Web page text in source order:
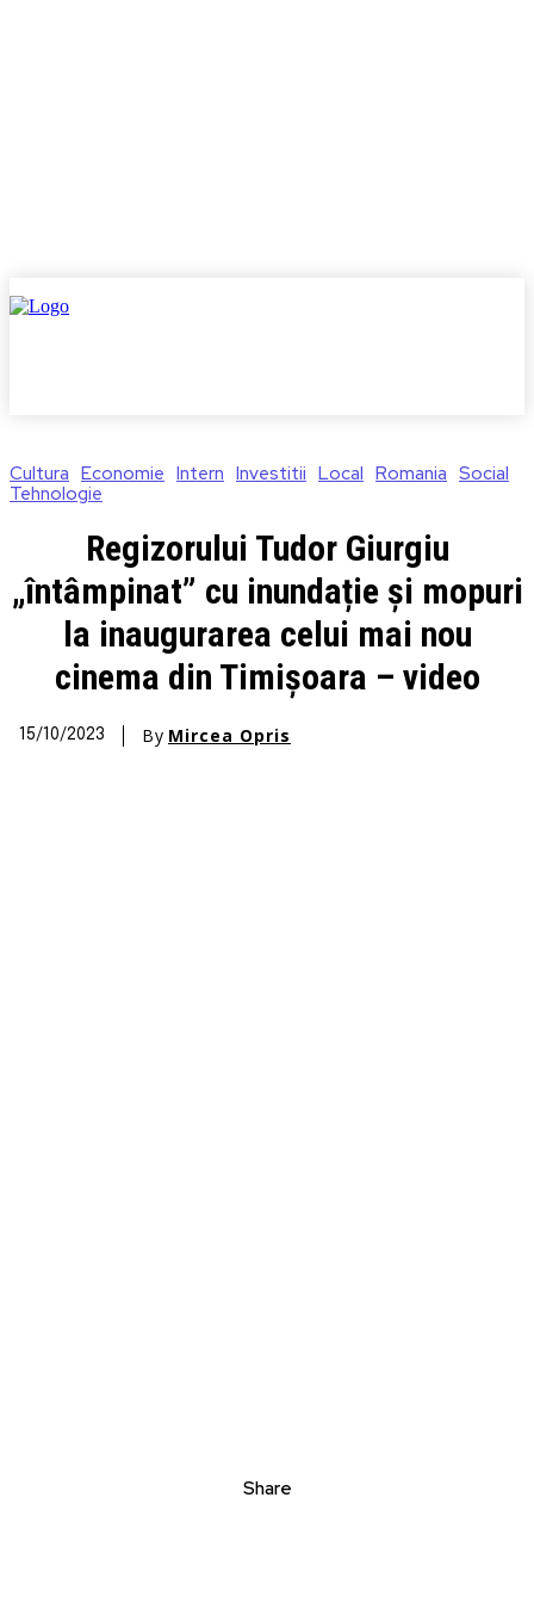
Cultura Economie Intern Investitii Local Romania Social
Tehnologie
Regizorului Tudor Giurgiu
„întâmpinat” cu inundație și mopuri
la inaugurarea celui mai nou
cinema din Timișoara – video
15/10/2023 By Mircea Opris
Share